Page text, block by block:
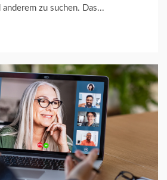
zu suchen. Das...